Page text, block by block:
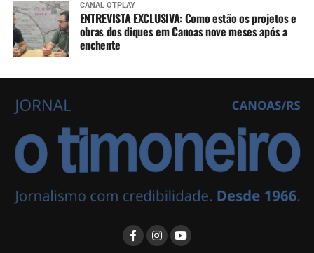
CANAL OTPLAY
ENTREVISTA EXCLUSIVA: Como estão os projetos e
obras dos diques em Canoas nove meses após a
enchente